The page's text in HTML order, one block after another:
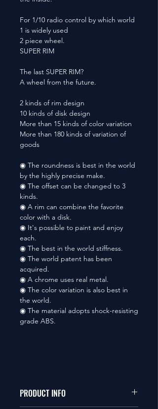
For 1/10 radio control by which world
1 is widely used
2 piece wheel.
SUPER RIM
The last SUPER RIM?
A wheel from the future.
2 kinds of rim design
10 kinds of disk design
More than 15 kinds of color variation
More than 180 kinds of variation of
goods
◉ The roundness is best in the world
by the highly precise make.
◉ The offset can be changed to 3
kinds.
◉ A rim can combine the favorite
color with a disk.
◉ It's possible to paint and enjoy
each.
◉ The best in the world stiffness.
◉ The world patent has been
acquired.
◉ A chrome uses real metal.
◉ The color variation is also best in
the world.
◉ The material adopts shock-resisting
grade ABS.
PRODUCT INFO